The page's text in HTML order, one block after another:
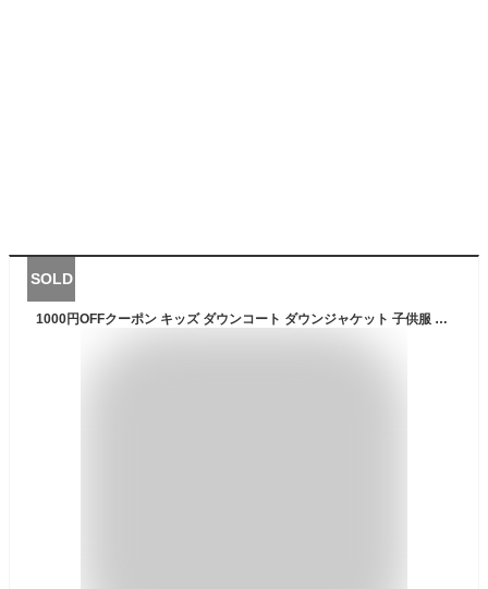
SOLD
1000円OFFクーポン キッズ ダウンコート ダウンジャケット 子供服 コート 男の子服 男女兼用 冬用 子供 軽い ジャケット 女の子 ボーイズ ガールズ 防寒 秋冬アウター フード おしゃれ 保温 防風 通園 お出かけ カジュアル Yj6x